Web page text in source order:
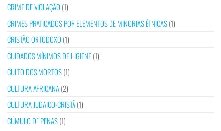
CRIME DE VIOLAÇÃO (1)
CRIMES PRATICADOS POR ELEMENTOS DE MINORIAS ÉTNICAS(1)
CRISTÃO ORTODOXO (1)
CUIDADOS MÍNIMOS DE HIGIENE(1)
CULTO DOS MORTOS(1)
CULTURA AFRICANA(2)
CULTURA JUDAICO-CRISTÃ(1)
CÚMULO DE PENAS(1)